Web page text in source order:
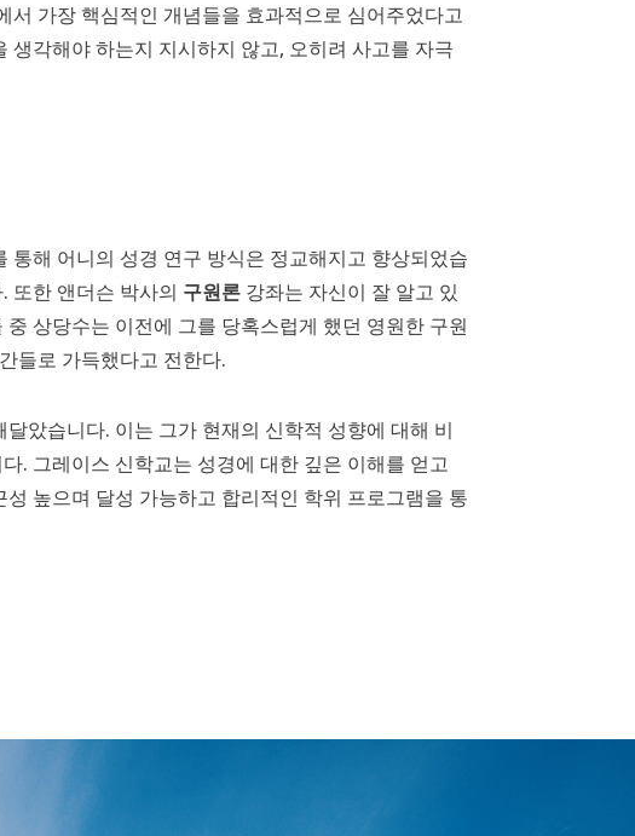
가장 핵심적인 개념들을 효과적으로 심어주었다고
각해야 하는지 지시하지 않고, 오히려 사고를 자극
해 어니의 성경 연구 방식은 정교해지고 향상되었습
또한 앤더슨 박사의 구원론 강좌는 자신이 잘 알고 있
상당수는 이전에 그를 당혹스럽게 했던 영원한 구원
들로 가득했다고 전한다.
았습니다. 이는 그가 현재의 신학적 성향에 대해 비
. 그레이스 신학교는 성경에 대한 깊은 이해를 얻고
높으며 달성 가능하고 합리적인 학위 프로그램을 통